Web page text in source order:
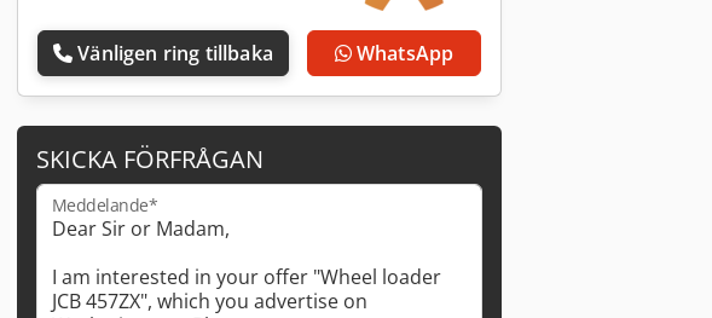
Vänligen ring tillbaka WhatsApp
SKICKA FÖRFRÅGAN
Meddelande*